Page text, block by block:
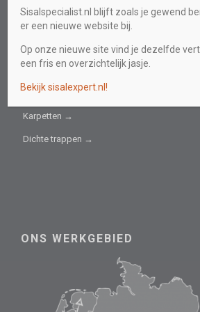
Collectie →
Sisal fijn →
Sisal grof →
Trapbekleding →
Karpetten →
Dichte trappen →
ONS WERKGEBIED
Sisalspecialist.nl blijft zoals je gewend
er een nieuwe website bij.
Op onze nieuwe site vind je dezelfde
een fris en overzichtelijk jasje.
Bekijk sisalexpert.nl!